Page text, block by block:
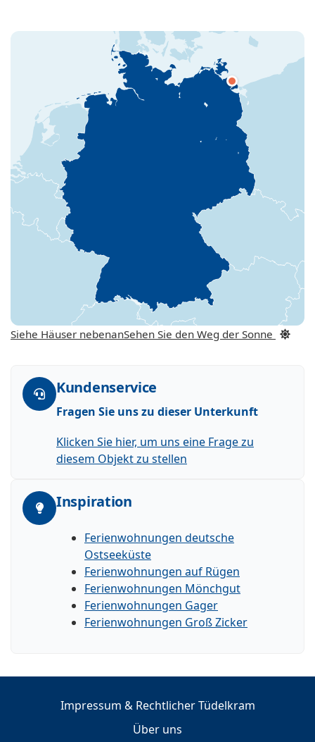
Siehe Häuser nebenanSehen Sie den Weg der Sonne
Kundenservice
Fragen Sie uns zu dieser Unterkunft
Klicken Sie hier, um uns eine Frage zu
diesem Objekt zu stellen
Inspiration
Ferienwohnungen deutsche
Ostseeküste
Ferienwohnungen auf Rügen
Ferienwohnungen Mönchgut
Ferienwohnungen Gager
Ferienwohnungen Groß Zicker
Impressum & Rechtlicher Tüdelkram
Über uns